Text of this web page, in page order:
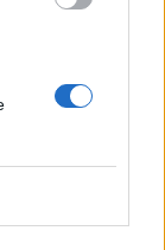
penkis